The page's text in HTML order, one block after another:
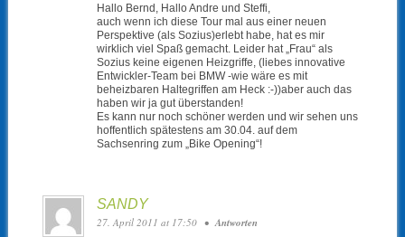
Hallo Bernd, Hallo Andre und Steffi,
auch wenn ich diese Tour mal aus einer neuen
Perspektive (als Sozius)erlebt habe, hat es mir
wirklich viel Spaß gemacht. Leider hat „Frau“ als
Sozius keine eigenen Heizgriffe, (liebes innovative
Entwickler-Team bei BMW -wie wäre es mit
beheizbaren Haltegriffen am Heck :-))aber auch das
haben wir ja gut überstanden!
Es kann nur noch schöner werden und wir sehen uns
hoffentlich spätestens am 30.04. auf dem
Sachsenring zum „Bike Opening“!
SANDY
27. April 2011 at 17:50 • Antworten